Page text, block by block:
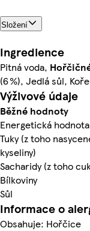
Složení
Ingredience
Pitná voda,
(6 %), Jedlá sůl,
Výživové údaje
Běžné hodnoty
Energetická hodnota
Tuky (z toho
kyseliny)
Sacharidy (z toho
Bílkoviny
Sůl
Informace o
Obsahuje: Hořčice